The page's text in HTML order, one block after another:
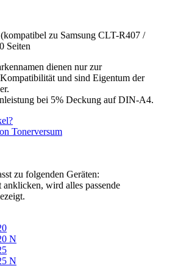
(kompatibel zu Samsung CLT-R407 /
Seiten
dienen nur zur
und sind Eigentum der
bei 5% Deckung auf DIN-A4.
Tonerversum
zu folgenden Geräten:
wird alles passende
N
N